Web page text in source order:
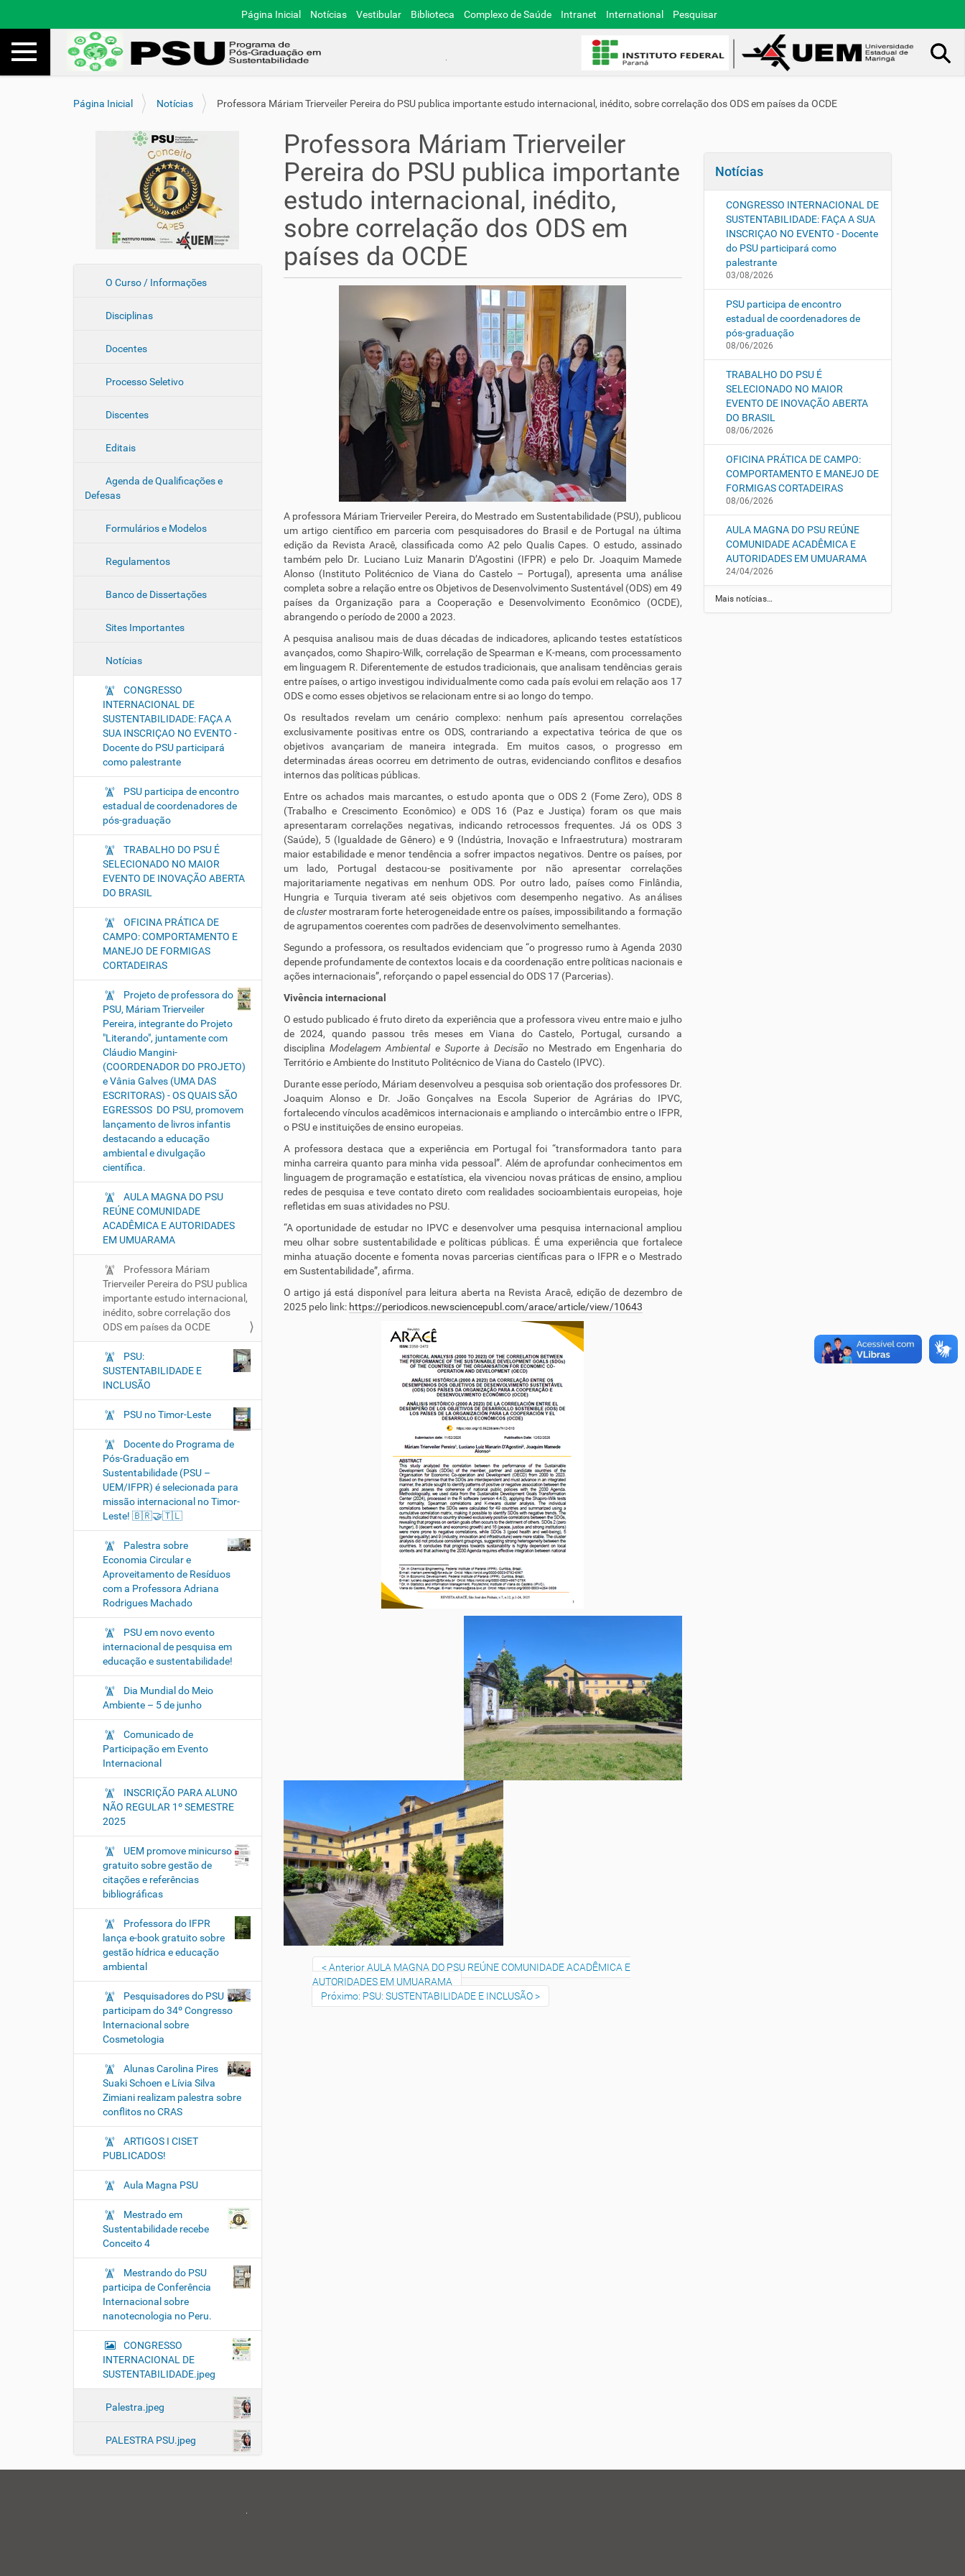
Página Inicial Notícias Vestibular Biblioteca Complexo de Saúde Intranet International Pesquisar
Toggle navigation Busca
V
Página Inicial Notícias Professora Máriam Trierveiler Pereira do PSU publica importante estudo internacional, inédito, sobre correlação dos ODS em países da OCDE
O Curso / Informações
Disciplinas
Docentes
Processo Seletivo
Discentes
Editais
Agenda de Qualificações e
Defesas
Formulários e Modelos
Regulamentos
Banco de Dissertações
Sites Importantes
Notícias
CONGRESSO
INTERNACIONAL DE
SUSTENTABILIDADE: FAÇA A
SUA INSCRIÇAO NO EVENTO -
Docente do PSU participará
como palestrante
PSU participa de encontro
estadual de coordenadores de
pós-graduação
TRABALHO DO PSU É
SELECIONADO NO MAIOR
EVENTO DE INOVAÇÃO ABERTA
DO BRASIL
OFICINA PRÁTICA DE
CAMPO: COMPORTAMENTO E
MANEJO DE FORMIGAS
CORTADEIRAS
Projeto de professora do
PSU, Máriam Trierveiler
Pereira, integrante do Projeto
"Literando", juntamente com
Cláudio Mangini-
(COORDENADOR DO PROJETO)
e Vânia Galves (UMA DAS
ESCRITORAS) - OS QUAIS SÃO
EGRESSOS DO PSU, promovem
lançamento de livros infantis
destacando a educação
ambiental e divulgação
científica.
AULA MAGNA DO PSU
REÚNE COMUNIDADE
ACADÊMICA E AUTORIDADES
EM UMUARAMA
Professora Máriam
Trierveiler Pereira do PSU publica
importante estudo internacional,
inédito, sobre correlação dos
ODS em países da OCDE
PSU:
SUSTENTABILIDADE E
INCLUSÃO
PSU no Timor-Leste
Docente do Programa de
Pós-Graduação em
Sustentabilidade (PSU –
UEM/IFPR) é selecionada para
missão internacional no Timor-
Leste! 🇧🇷🤝🇹🇱
Palestra sobre
Economia Circular e
Aproveitamento de Resíduos
com a Professora Adriana
Rodrigues Machado
PSU em novo evento
internacional de pesquisa em
educação e sustentabilidade!
Dia Mundial do Meio
Ambiente – 5 de junho
Comunicado de
Participação em Evento
Internacional
INSCRIÇÃO PARA ALUNO
NÃO REGULAR 1º SEMESTRE
2025
UEM promove minicurso
gratuito sobre gestão de
citações e referências
bibliográficas
Professora do IFPR
lança e-book gratuito sobre
gestão hídrica e educação
ambiental
Pesquisadores do PSU
participam do 34º Congresso
Internacional sobre
Cosmetologia
Alunas Carolina Pires
Suaki Schoen e Lívia Silva
Zimiani realizam palestra sobre
conflitos no CRAS
ARTIGOS I CISET
PUBLICADOS!
Aula Magna PSU
Mestrado em
Sustentabilidade recebe
Conceito 4
Mestrando do PSU
participa de Conferência
Internacional sobre
nanotecnologia no Peru.
CONGRESSO
INTERNACIONAL DE
SUSTENTABILIDADE.jpeg
Palestra.jpeg
PALESTRA PSU.jpeg
Professora Máriam Trierveiler
Pereira do PSU publica importante
estudo internacional, inédito,
sobre correlação dos ODS em
países da OCDE
A professora Máriam Trierveiler Pereira, do Mestrado em Sustentabilidade (PSU), publicou
um artigo científico em parceria com pesquisadores do Brasil e de Portugal na última
edição da Revista Aracê, classificada como A2 pelo Qualis Capes. O estudo, assinado
também pelo Dr. Luciano Luiz Manarin D’Agostini (IFPR) e pelo Dr. Joaquim Mamede
Alonso (Instituto Politécnico de Viana do Castelo – Portugal), apresenta uma análise
completa sobre a relação entre os Objetivos de Desenvolvimento Sustentável (ODS) em 49
países da Organização para a Cooperação e Desenvolvimento Econômico (OCDE),
abrangendo o período de 2000 a 2023.
A pesquisa analisou mais de duas décadas de indicadores, aplicando testes estatísticos
avançados, como Shapiro-Wilk, correlação de Spearman e K-means, com processamento
em linguagem R. Diferentemente de estudos tradicionais, que analisam tendências gerais
entre países, o artigo investigou individualmente como cada país evolui em relação aos 17
ODS e como esses objetivos se relacionam entre si ao longo do tempo.
Os resultados revelam um cenário complexo: nenhum país apresentou correlações
exclusivamente positivas entre os ODS, contrariando a expectativa teórica de que os
objetivos avançariam de maneira integrada. Em muitos casos, o progresso em
determinadas áreas ocorreu em detrimento de outras, evidenciando conflitos e desafios
internos das políticas públicas.
Entre os achados mais marcantes, o estudo aponta que o ODS 2 (Fome Zero), ODS 8
(Trabalho e Crescimento Econômico) e ODS 16 (Paz e Justiça) foram os que mais
apresentaram correlações negativas, indicando retrocessos frequentes. Já os ODS 3
(Saúde), 5 (Igualdade de Gênero) e 9 (Indústria, Inovação e Infraestrutura) mostraram
maior estabilidade e menor tendência a sofrer impactos negativos. Dentre os países, por
um lado, Portugal destacou-se positivamente por não apresentar correlações
majoritariamente negativas em nenhum ODS. Por outro lado, países como Finlândia,
Hungria e Turquia tiveram até seis objetivos com desempenho negativo. As análises
decluster mostraram forte heterogeneidade entre os países, impossibilitando a formação
de agrupamentos coerentes com padrões de desenvolvimento semelhantes.
Segundo a professora, os resultados evidenciam que “o progresso rumo à Agenda 2030
depende profundamente de contextos locais e da coordenação entre políticas nacionais e
ações internacionais”, reforçando o papel essencial do ODS 17 (Parcerias).
Vivência internacional
O estudo publicado é fruto direto da experiência que a professora viveu entre maio e julho
de 2024, quando passou três meses em Viana do Castelo, Portugal, cursando a
disciplina Modelagem Ambiental e Suporte à Decisão no Mestrado em Engenharia do
Território e Ambiente do Instituto Politécnico de Viana do Castelo (IPVC).
Durante esse período, Máriam desenvolveu a pesquisa sob orientação dos professores Dr.
Joaquim Alonso e Dr. João Gonçalves na Escola Superior de Agrárias do IPVC,
fortalecendo vínculos acadêmicos internacionais e ampliando o intercâmbio entre o IFPR,
o PSU e instituições de ensino europeias.
A professora destaca que a experiência em Portugal foi “transformadora tanto para
minha carreira quanto para minha vida pessoal”. Além de aprofundar conhecimentos em
linguagem de programação e estatística, ela vivenciou novas práticas de ensino, ampliou
redes de pesquisa e teve contato direto com realidades socioambientais europeias, hoje
refletidas em suas atividades no PSU.
“A oportunidade de estudar no IPVC e desenvolver uma pesquisa internacional ampliou
meu olhar sobre sustentabilidade e políticas públicas. É uma experiência que fortalece
minha atuação docente e fomenta novas parcerias científicas para o IFPR e o Mestrado
em Sustentabilidade”, afirma.
O artigo já está disponível para leitura aberta na Revista Aracê, edição de dezembro de
2025 pelo link: https://periodicos.newsciencepubl.com/arace/article/view/10643
Anterior AULA MAGNA DO PSU REÚNE COMUNIDADE ACADÊMICA E
AUTORIDADES EM UMUARAMA
Próximo: PSU: SUSTENTABILIDADE E INCLUSÃO
Notícias
CONGRESSO INTERNACIONAL DE
SUSTENTABILIDADE: FAÇA A SUA
INSCRIÇAO NO EVENTO - Docente
do PSU participará como
palestrante
03/08/2026
PSU participa de encontro
estadual de coordenadores de
pós-graduação
08/06/2026
TRABALHO DO PSU É
SELECIONADO NO MAIOR
EVENTO DE INOVAÇÃO ABERTA
DO BRASIL
08/06/2026
OFICINA PRÁTICA DE CAMPO:
COMPORTAMENTO E MANEJO DE
FORMIGAS CORTADEIRAS
08/06/2026
AULA MAGNA DO PSU REÚNE
COMUNIDADE ACADÊMICA E
AUTORIDADES EM UMUARAMA
24/04/2026
Mais notícias…